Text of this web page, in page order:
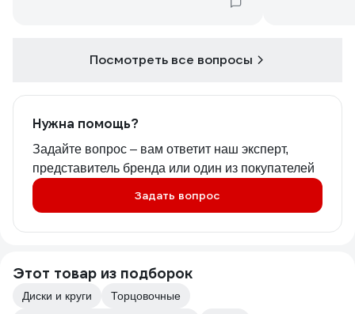
Посмотреть все вопросы
Нужна помощь?
Задайте вопрос – вам ответит наш эксперт,
представитель бренда или один из покупателей
Задать вопрос
Этот товар из подборок
Диски и круги
Торцовочные